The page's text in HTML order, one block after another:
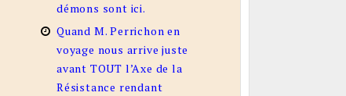
démons sont ici.
Quand M. Perrichon en
voyage nous arrive juste
avant TOUT l’Axe de la
Résistance rendant